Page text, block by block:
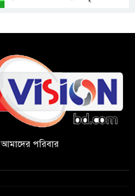
চকরিয়ায় ফাঁসিয়াখালী সরকারি
প্রাথমিক বিদ্যালয়ের ম্যানেজিং
কমিটির সভাপতি নির্বাচিত মো.
জুলাই আন্দোলন হয়েছিল
ফ্যাসিবাদী সমাজব্যবস্থার
আমাদের পরিবার